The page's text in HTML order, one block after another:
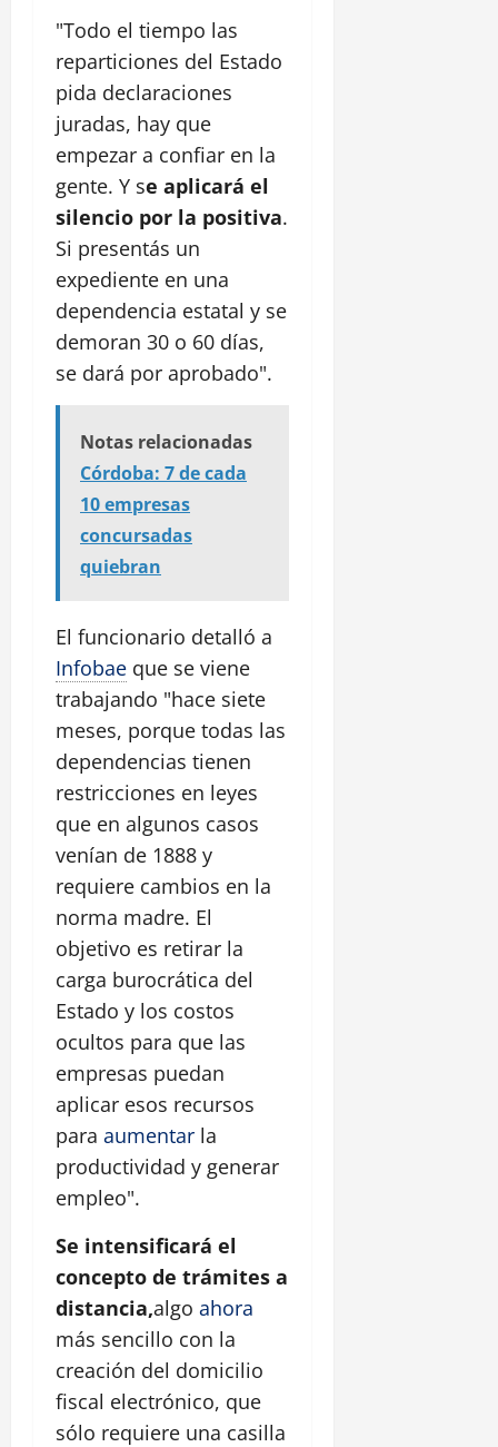
"Todo el tiempo las
reparticiones del Estado
pida declaraciones
juradas, hay que
empezar a confiar en la
gente. Y se aplicará el
silencio por la positiva.
Si presentás un
expediente en una
dependencia estatal y se
demoran 30 o 60 días,
se dará por aprobado".
Notas relacionadas
Córdoba: 7 de cada
10 empresas
concursadas
quiebran
El funcionario detalló a
Infobae que se viene
trabajando "hace siete
meses, porque todas las
dependencias tienen
restricciones en leyes
que en algunos casos
venían de 1888 y
requiere cambios en la
norma madre. El
objetivo es retirar la
carga burocrática del
Estado y los costos
ocultos para que las
empresas puedan
aplicar esos recursos
para aumentar la
productividad y generar
empleo".
Se intensificará el
concepto de trámites a
distancia,algo ahora
más sencillo con la
creación del domicilio
fiscal electrónico, que
sólo requiere una casilla